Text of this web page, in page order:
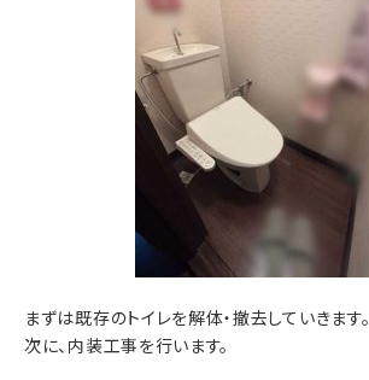
まずは既存のトイレを解体・撤去していきます。
次に、内装工事を行います。